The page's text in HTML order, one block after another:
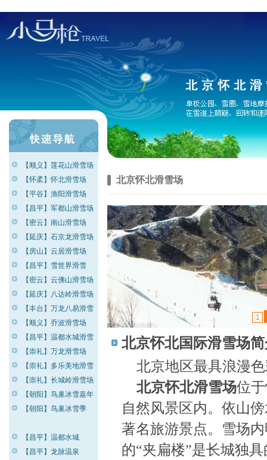
【顺义】莲花山滑雪场
【怀柔】怀北滑雪场
【平谷】渔阳滑雪场
【昌平】军都山滑雪场
【密云】南山滑雪场
【延庆】石京龙滑雪场
【房山】云居滑雪场
【昌平】雪世界滑雪
【密云】云佛山滑雪场
【延庆】八达岭滑雪场
【丰台】万龙八易滑雪
【顺义】乔波滑雪场
【昌平】温都水城滑雪
【崇礼】万龙滑雪场
【崇礼】多乐美地滑雪
【崇礼】长城岭滑雪场
【朝阳】鸟巢冰雪嘉年
【朝阳】鸟巢冰雪季
【昌平】温都水城
【昌平】龙脉温泉
北京怀北滑雪场
1
北京怀北国际滑雪场
北京地区最具浪漫
北京怀北滑雪场位
自然风景区内。依山
著名旅游景点。雪场
的“夹扁楼”是长城独